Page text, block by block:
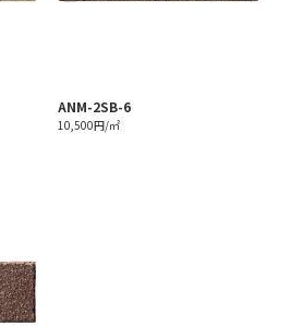
ANM-2SB-6
10,500円/㎡